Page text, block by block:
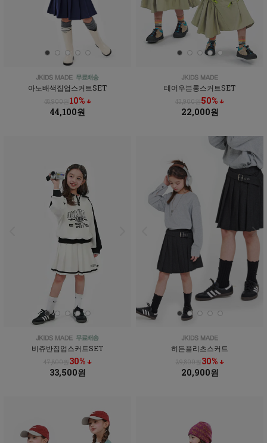
아노배색집업스커트SET
48,900원10% ↓
44,100원
테어우븐롱스커트SET
43,900원50% ↓
22,000원
비쥬반집업스커트SET
47,800원30% ↓
33,500원
히든플리츠스커트
29,800원30% ↓
20,900원